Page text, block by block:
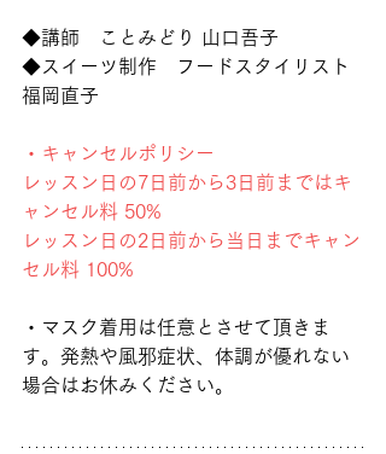
◆講師　ことみどり 山口吾子
◆スイーツ制作　フードスタイリスト
福岡直子
・キャンセルポリシー
レッスン日の7日前から3日前まではキ
ャンセル料 50%
レッスン日の2日前から当日までキャン
セル料 100%
・マスク着用は任意とさせて頂きま
す。発熱や風邪症状、体調が優れない
場合はお休みください。